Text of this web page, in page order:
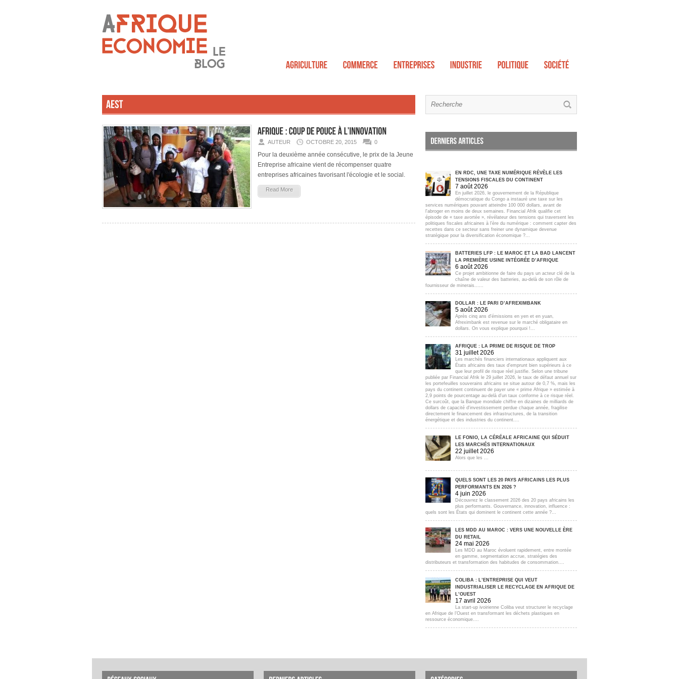
AUTEUR OCTOBRE 20, 2015 0
Pour la deuxième année consécutive, le prix de la Jeune
Entreprise africaine vient de récompenser quatre
entreprises africaines favorisant l'écologie et le social.
Read More
EN RDC, UNE TAXE NUMÉRIQUE RÉVÈLE LES
TENSIONS FISCALES DU CONTINENT
7 août 2026
En juillet 2026, le gouvernement de la République
démocratique du Congo a instauré une taxe sur les
services numériques pouvant atteindre 100 000 dollars, avant de
l'abroger en moins de deux semaines. Financial Afrik qualifie cet
épisode de « taxe avortée », révélateur des tensions qui traversent les
politiques fiscales africaines à l'ère du numérique : comment capter des
recettes dans ce secteur sans freiner une dynamique devenue
stratégique pour la diversification économique ?...
BATTERIES LFP : LE MAROC ET LA BAD LANCENT
LA PREMIÈRE USINE INTÉGRÉE D’AFRIQUE
6 août 2026
Ce projet ambitionne de faire du pays un acteur clé de la
chaîne de valeur des batteries, au-delà de son rôle de
fournisseur de minerais......
DOLLAR : LE PARI D’AFREXIMBANK
5 août 2026
Après cinq ans d'émissions en yen et en yuan,
Afreximbank est revenue sur le marché obligataire en
dollars. On vous explique pourquoi !...
AFRIQUE : LA PRIME DE RISQUE DE TROP
31 juillet 2026
Les marchés financiers internationaux appliquent aux
États africains des taux d'emprunt bien supérieurs à ce
que leur profil de risque réel justifie. Selon une tribune
publiée par Financial Afrik le 29 juillet 2026, le taux de défaut annuel sur
les portefeuilles souverains africains se situe autour de 0,7 %, mais les
pays du continent continuent de payer une « prime Afrique » estimée à
2,9 points de pourcentage au-delà d'un taux conforme à ce risque réel.
Ce surcoût, que la Banque mondiale chiffre en dizaines de milliards de
dollars de capacité d'investissement perdue chaque année, fragilise
directement le financement des infrastructures, de la transition
énergétique et des industries du continent....
LE FONIO, LA CÉRÉALE AFRICAINE QUI SÉDUIT
LES MARCHÉS INTERNATIONAUX
22 juillet 2026
Alors que les ...
QUELS SONT LES 20 PAYS AFRICAINS LES PLUS
PERFORMANTS EN 2026 ?
4 juin 2026
Découvrez le classement 2026 des 20 pays africains les
plus performants. Gouvernance, innovation, influence :
quels sont les États qui dominent le continent cette année ?...
LES MDD AU MAROC : VERS UNE NOUVELLE ÈRE
DU RETAIL
24 mai 2026
Les MDD au Maroc évoluent rapidement, entre montée
en gamme, segmentation accrue, stratégies des
distributeurs et transformation des habitudes de consommation....
COLIBA : L’ENTREPRISE QUI VEUT
INDUSTRIALISER LE RECYCLAGE EN AFRIQUE DE
L’OUEST
17 avril 2026
La start-up ivoirienne Coliba veut structurer le recyclage
en Afrique de l’Ouest en transformant les déchets plastiques en
ressource économique....